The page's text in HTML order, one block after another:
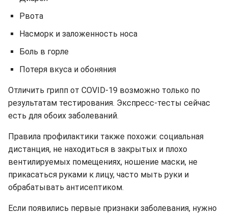
Рвота
Насморк и заложенность носа
Боль в горле
Потеря вкуса и обоняния
Отличить грипп от COVID-19 возможно только по
результатам тестирования. Экспресс-тесты сейчас
есть для обоих заболеваний.
Правила профилактики также похожи: социальная
дистанция, не находиться в закрытых и плохо
вентилируемых помещениях, ношение маски, не
прикасаться руками к лицу, часто мыть руки и
обрабатывать антисептиком.
Если появились первые признаки заболевания, нужно